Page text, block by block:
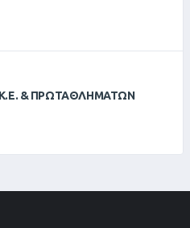
& ΠΡΩΤΑΘΛΗΜΑΤΩΝ